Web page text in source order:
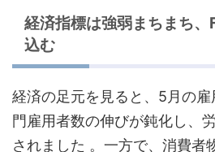
経済指標は強弱まちまち、
込む
経済の足元を見ると、5月の
門雇用者数の伸びが鈍化し、
されました 。一方で、消費者